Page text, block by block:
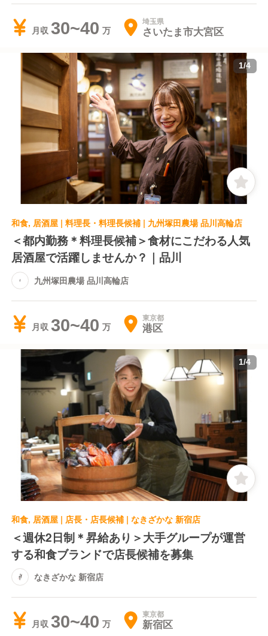
月収 30~40 埼玉県
さいたま市大宮区
1/4
和食, 居酒屋 | 料理長・料理長候補 | 九州塚田農場 品川高輪店
＜都内勤務＊料理長候補＞食材にこだわる人気
居酒屋で活躍しませんか？｜品川
九州塚田農場 品川高輪店
月収 30~40 東京都
港区
1/4
和食, 居酒屋 | 店長・店長候補 | なきざかな 新宿店
＜週休2日制＊昇給あり＞大手グループが運営
する和食ブランドで店長候補を募集
なきざかな 新宿店
月収 30~40 東京都
新宿区